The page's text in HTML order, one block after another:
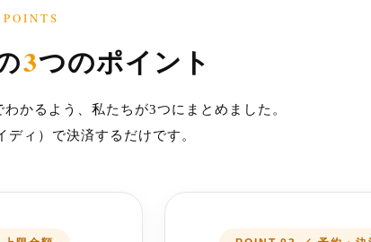
3つのポイント
かるよう、私たちが3つにまとめました。
ィ）で決済するだけです。